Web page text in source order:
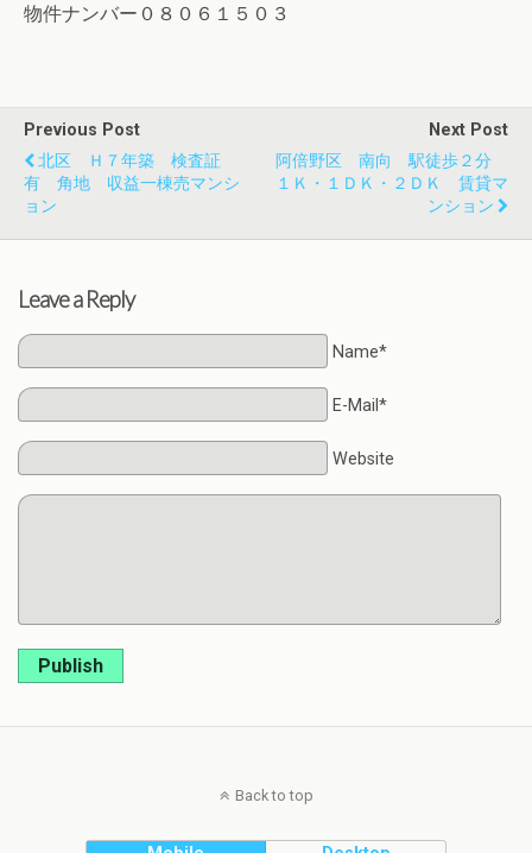
物件ナンバー０８０６１５０３
Previous Post
北区 Ｈ７年築 検査証
有 角地 収益一棟売マンシ
ョン
Next Post
阿倍野区 南向 駅徒歩２分
１Ｋ・１ＤＫ・２ＤＫ 賃貸マ
ンション
Leave a Reply
Name*
E-Mail*
Website
Publish
Back to top